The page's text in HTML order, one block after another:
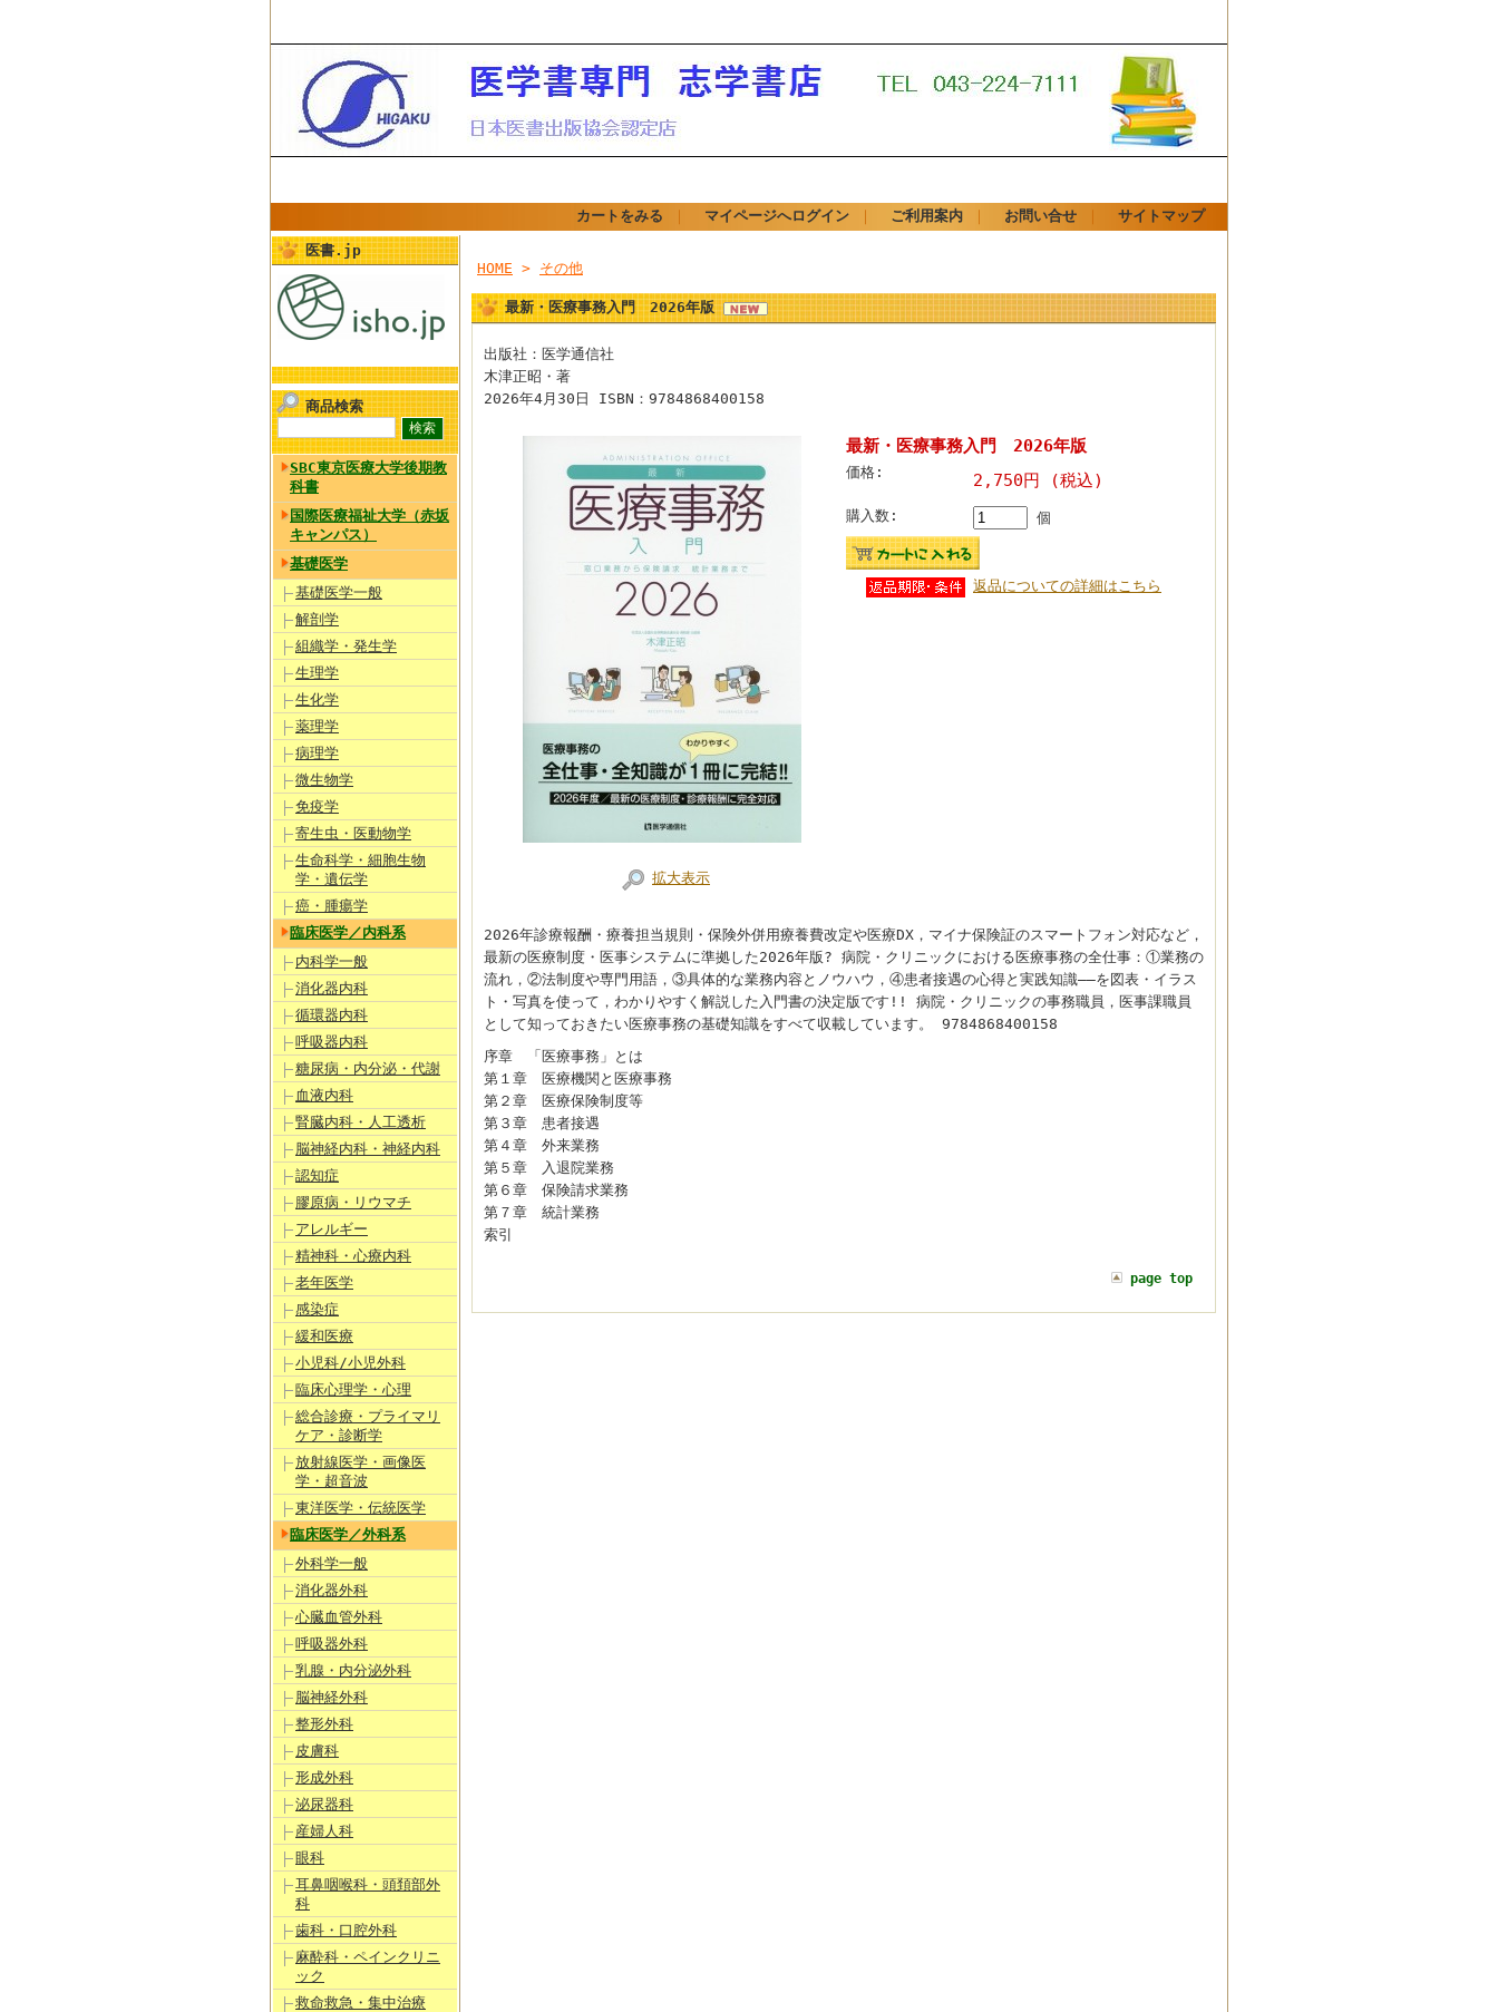
カートをみる マイページへログイン ご利用案内 お問い合せ サイトマップ
医書.jp
商品検索
SBC東京医療大学後期教
科書
国際医療福祉大学（赤坂
キャンパス）
基礎医学
基礎医学一般
解剖学
組織学・発生学
生理学
生化学
薬理学
病理学
微生物学
免疫学
寄生虫・医動物学
生命科学・細胞生物
学・遺伝学
癌・腫瘍学
臨床医学／内科系
内科学一般
消化器内科
循環器内科
呼吸器内科
糖尿病・内分泌・代謝
血液内科
腎臓内科・人工透析
脳神経内科・神経内科
認知症
膠原病・リウマチ
アレルギー
精神科・心療内科
老年医学
感染症
緩和医療
小児科/小児外科
臨床心理学・心理
総合診療・プライマリ
ケア・診断学
放射線医学・画像医
学・超音波
東洋医学・伝統医学
臨床医学／外科系
外科学一般
消化器外科
心臓血管外科
呼吸器外科
乳腺・内分泌外科
脳神経外科
整形外科
皮膚科
形成外科
泌尿器科
産婦人科
眼科
耳鼻咽喉科・頭頚部外
科
歯科・口腔外科
麻酔科・ペインクリニ
ック
救命救急・集中治療
HOME > その他
最新・医療事務入門 2026年版
出版社：医学通信社
木津正昭・著
2026年4月30日 ISBN：9784868400158
拡大表示
最新・医療事務入門 2026年版
価格: 2,750円 (税込)
購入数: 個
返品についての詳細はこちら
2026年診療報酬・療養担当規則・保険外併用療養費改定や医療DX，マイナ保険証のスマートフォン対応など，
最新の医療制度・医事システムに準拠した2026年版? 病院・クリニックにおける医療事務の全仕事：①業務の
流れ，②法制度や専門用語，③具体的な業務内容とノウハウ，④患者接遇の心得と実践知識――を図表・イラス
ト・写真を使って，わかりやすく解説した入門書の決定版です!! 病院・クリニックの事務職員，医事課職員
として知っておきたい医療事務の基礎知識をすべて収載しています。 9784868400158
序章 「医療事務」とは
第１章 医療機関と医療事務
第２章 医療保険制度等
第３章 患者接遇
第４章 外来業務
第５章 入退院業務
第６章 保険請求業務
第７章 統計業務
索引
page top